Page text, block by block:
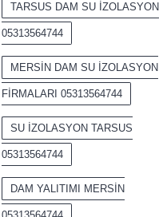
TARSUS DAM SU İZOLASYON
05313564744
MERSİN DAM SU İZOLASYON
FİRMALARI 05313564744
SU İZOLASYON TARSUS
05313564744
DAM YALITIMI MERSİN